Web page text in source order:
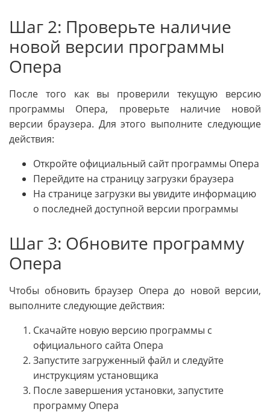
Шаг 2: Проверьте наличие
новой версии программы
Опера
После того как вы проверили текущую версию
программы Опера, проверьте наличие новой
версии браузера. Для этого выполните следующие
действия:
Откройте официальный сайт программы Опера
Перейдите на страницу загрузки браузера
На странице загрузки вы увидите информацию
о последней доступной версии программы
Шаг 3: Обновите программу
Опера
Чтобы обновить браузер Опера до новой версии,
выполните следующие действия:
Скачайте новую версию программы с
официального сайта Опера
Запустите загруженный файл и следуйте
инструкциям установщика
После завершения установки, запустите
программу Опера